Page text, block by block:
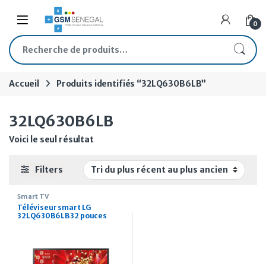
Skip to navigation
Skip to content
Open 0
Recherche pour :
Accueil Produits identifiés “32LQ630B6LB”
32LQ630B6LB
Voici le seul résultat
Filters
Smart TV
Téléviseur smart LG
32LQ630B6LB 32 pouces